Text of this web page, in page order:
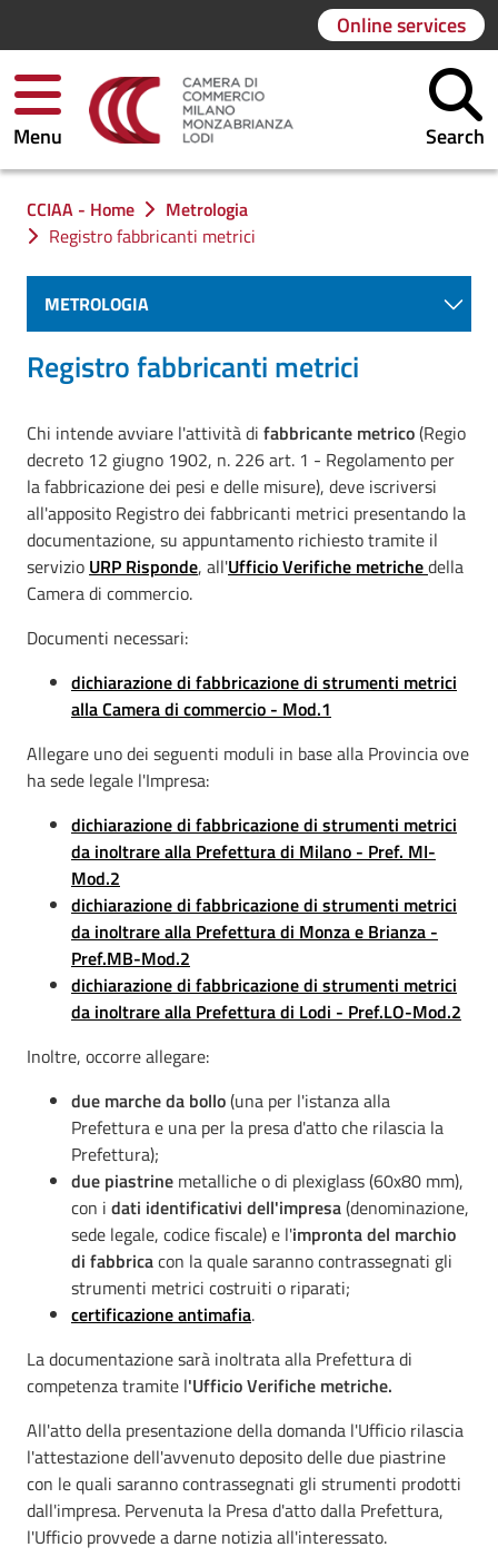
Online services
Menu Search
You are in:
CCIAA - Home
Metrologia
Registro fabbricanti metrici
METROLOGIA
Registro fabbricanti metrici
Chi intende avviare l'attività di fabbricante metrico(Regio
decreto 12 giugno 1902, n. 226 art. 1 - Regolamento per
la fabbricazione dei pesi e delle misure), deve iscriversi
all'apposito Registro dei fabbricanti metrici presentando la
documentazione, su appuntamento richiesto tramite il
servizio URP Risponde, all'Ufficio Verifiche metrichedella
Camera di commercio.
Documenti necessari:
dichiarazione di fabbricazione di strumenti metrici
alla Camera di commercio - Mod.1
Allegare uno dei seguenti moduli in base alla Provincia ove
ha sede legale l'Impresa:
dichiarazione di fabbricazione di strumenti metrici
da inoltrare alla Prefetturadi Milano - Pref. MI-
Mod.2
dichiarazione di fabbricazione di strumenti metrici
da inoltrare alla Prefettura di Monza e Brianza -
Pref.MB-Mod.2
dichiarazione di fabbricazione di strumenti metrici
da inoltrare alla Prefettura di Lodi - Pref.LO-Mod.2
Inoltre, occorre allegare:
due marche da bollo(una per l'istanza alla
Prefettura e una per la presa d'atto che rilascia la
Prefettura);
due piastrine metalliche o di plexiglass (60x80 mm),
con i dati identificativi dell'impresa(denominazione,
sede legale, codice fiscale) e l'impronta del marchio
di fabbricacon la quale saranno contrassegnati gli
strumenti metrici costruiti o riparati;
certificazione antimafia.
La documentazione sarà inoltrata alla Prefettura di
competenza tramite l'Ufficio Verifiche metriche.
All'atto della presentazione della domanda l'Ufficio rilascia
l'attestazione dell'avvenuto deposito delle due piastrine
con le quali saranno contrassegnati gli strumenti prodotti
dall'impresa. Pervenuta la Presa d'atto dalla Prefettura,
l'Ufficio provvede a darne notizia all'interessato.